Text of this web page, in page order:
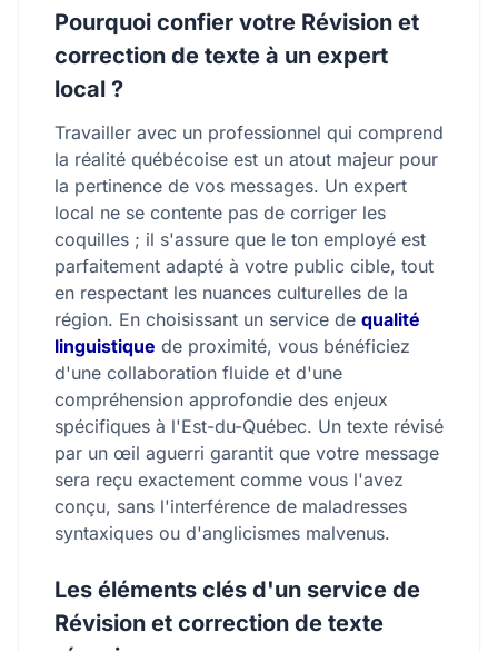
Pourquoi confier votre Révision et
correction de texte à un expert
local ?
Travailler avec un professionnel qui comprend
la réalité québécoise est un atout majeur pour
la pertinence de vos messages. Un expert
local ne se contente pas de corriger les
coquilles ; il s'assure que le ton employé est
parfaitement adapté à votre public cible, tout
en respectant les nuances culturelles de la
région. En choisissant un service de qualité
linguistique de proximité, vous bénéficiez
d'une collaboration fluide et d'une
compréhension approfondie des enjeux
spécifiques à l'Est-du-Québec. Un texte révisé
par un œil aguerri garantit que votre message
sera reçu exactement comme vous l'avez
conçu, sans l'interférence de maladresses
syntaxiques ou d'anglicismes malvenus.
Les éléments clés d'un service de
Révision et correction de texte